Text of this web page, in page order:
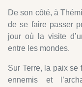
De son côté, à
de se faire passer
jour où la visite
entre les mondes.
Sur Terre, la paix
ennemis et